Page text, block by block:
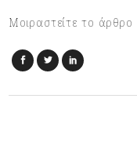
Μοιραστείτε το άρθρο